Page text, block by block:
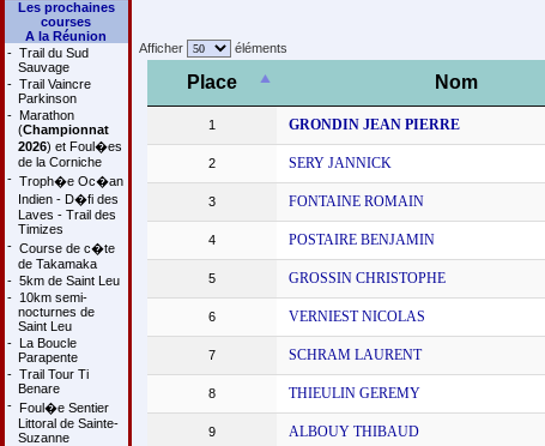
Les prochaines
courses
A la Réunion
- Trail du Sud
Sauvage
- Trail Vaincre
Parkinson
- Marathon
(Championnat
2026) et Foul�es
de la Corniche
- Troph�e Oc�an
Indien - D�fi des
Laves - Trail des
Timizes
- Course de c�te
de Takamaka
- 5km de Saint Leu
- 10km semi-
nocturnes de
Saint Leu
- La Boucle
Parapente
- Trail Tour Ti
Benare
- Foul�e Sentier
Littoral de Sainte-
Suzanne
Afficher éléments
Place Nom
1 GRONDIN JEAN PIERRE
2 SERY JANNICK
3 FONTAINE ROMAIN
4 POSTAIRE BENJAMIN
5 GROSSIN CHRISTOPHE
6 VERNIEST NICOLAS
7 SCHRAM LAURENT
8 THIEULIN GEREMY
9 ALBOUY THIBAUD